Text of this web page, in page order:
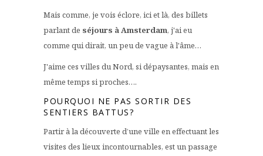
Mais comme, je vois éclore, ici et là, des billets
parlant de séjours à Amsterdam, j'ai eu
comme qui dirait, un peu de vague à l'âme…
J'aime ces villes du Nord, si dépaysantes, mais en
même temps si proches….
POURQUOI NE PAS SORTIR DES
SENTIERS BATTUS?
Partir à la découverte d’une ville en effectuant les
visites des lieux incontournables, est un passage